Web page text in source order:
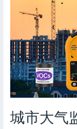
城市大气